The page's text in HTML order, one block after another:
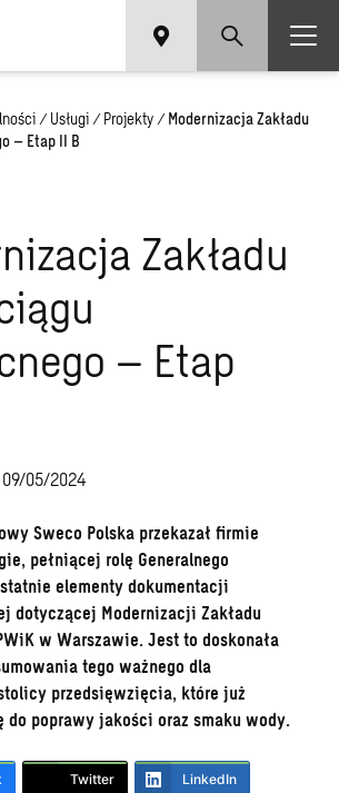
/ Usługi / Projekty / Modernizacja Zakładu
– Etap II B
Zakładu
– Etap
05/2024
Sweco Polska przekazał firmie
pełniącej rolę Generalnego
elementy dokumentacji
dotyczącej Modernizacji Zakładu
w Warszawie. Jest to doskonała
tego ważnego dla
przedsięwzięcia, które już
do poprawy jakości oraz smaku wody.
Twitter LinkedIn